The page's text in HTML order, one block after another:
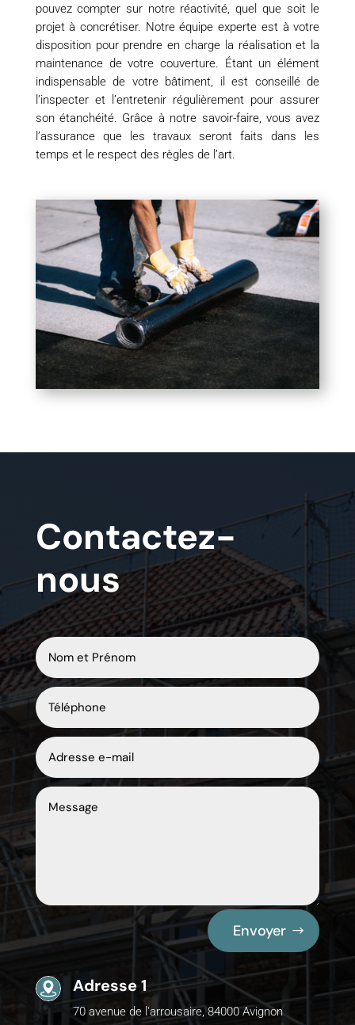
pouvez compter sur notre réactivité, quel que soit le
projet à concrétiser. Notre équipe experte est à votre
disposition pour prendre en charge la réalisation et la
maintenance de votre couverture. Étant un élément
indispensable de votre bâtiment, il est conseillé de
l’inspecter et l’entretenir régulièrement pour assurer
son étanchéité. Grâce à notre savoir-faire, vous avez
l’assurance que les travaux seront faits dans les
temps et le respect des règles de l’art.
Contactez-
nous
Envoyer
Adresse 1
70 avenue de l'arrousaire, 84000 Avignon